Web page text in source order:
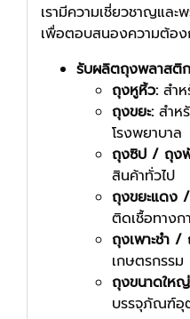
เรามีความเชี่ยวชาญและ
เพื่อตอบสนองความต้อ
รับผลิตถุงพลาสติ
ถุงหูหิ้ว: สำ
ถุงขยะ: สำห
โรงพยาบาล
ถุงซิป / ถุง
สินค้าทั่วไป
ถุงขยะแดง
ติดเชื้อทาง
ถุงเพาะชำ /
เกษตรกรรม
ถุงขนาดให
บรรจุภัณฑ์อุ